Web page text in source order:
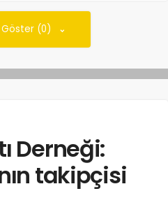
Göster (0)
Derneği:
takipçisi